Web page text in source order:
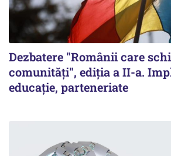
Dezbatere "Românii care
comunităţi", ediţia a II-a.
educație, parteneriate